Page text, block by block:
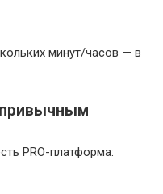
минут/часов — в
привычным
PRO-платформа: